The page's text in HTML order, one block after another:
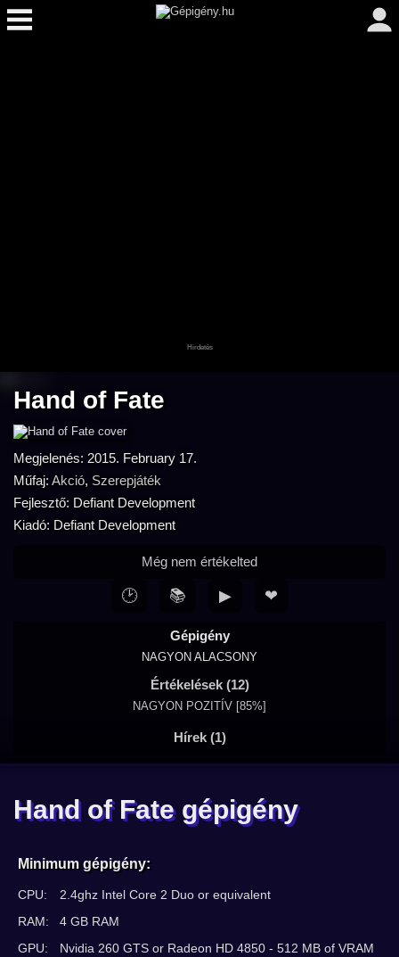
Hand of Fate
Megjelenés: 2015. February 17.
Műfaj: Akció, Szerepjáték
Fejlesztő: Defiant Development
Kiadó: Defiant Development
Gépigény
NAGYON ALACSONY
Értékelések (12)
NAGYON POZITÍV [85%]
Hírek (1)
Még nem értékelted
🕑 📚 ▶ ❤
Hand of Fate gépigény
Minimum gépigény:
CPU:
2.4ghz Intel Core 2 Duo or equivalent
RAM:
4 GB RAM
GPU:
Nvidia 260 GTS or Radeon HD 4850 - 512 MB of VRAM